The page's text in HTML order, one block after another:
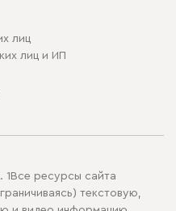
лиц
лиц и ИП
ресурсы сайта
текстовую,